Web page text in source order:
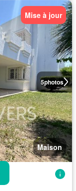
5photos
Mise à jour
Maison